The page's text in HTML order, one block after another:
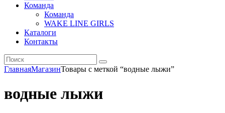
Команда
Команда
WAKE LINE GIRLS
Каталоги
Контакты
ГлавнаяМагазинТовары с меткой “водные лыжи”
водные лыжи